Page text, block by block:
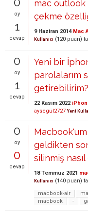
oy
1
cevap
mac outlook
çekme
9 Haziran 2014 Mac
Kullanıcı (120 puan)
0
oy
1
cevap
Yeni bir
parolalarım
getirebilirim?
22 Kasım 2022
aysegül2727 Yeni
0
oy
0
cevap
geldikten
silinmiş
18 Temmuz 2021
Kullanıcı (140 puan)
macbook-air
macbook
-